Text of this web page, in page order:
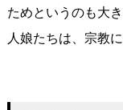
ためというのも大
人娘たちは、宗教